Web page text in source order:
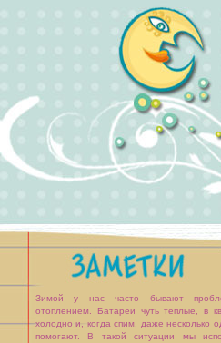
Зимой у нас часто бывают
отоплением. Батареи чуть теплые, в
холодно и, когда спим, даже несколько
помогают. В такой ситуации мы